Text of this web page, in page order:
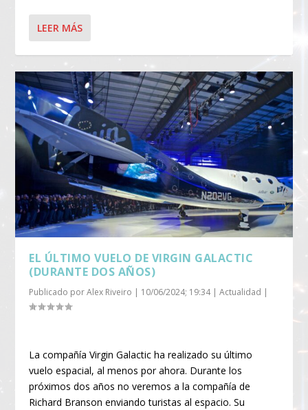
LEER MÁS
EL ÚLTIMO VUELO DE VIRGIN GALACTIC
(DURANTE DOS AÑOS)
Publicado porAlex Riveiro | 10/06/2024; 19:34|Actualidad |
La compañía Virgin Galactic ha realizado su último
vuelo espacial, al menos por ahora. Durante los
próximos dos años no veremos a la compañía de
Richard Branson enviando turistas al espacio. Su